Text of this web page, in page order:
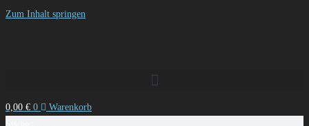
Zum Inhalt springen
0,00 € 0
Warenkorb